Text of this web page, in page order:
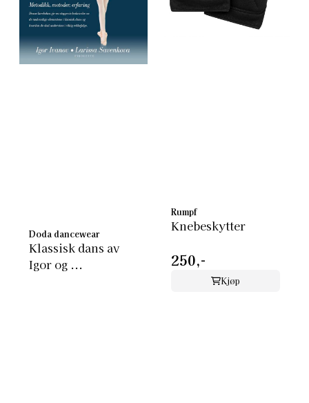
Doda dancewear
Klassisk dans av
Igor og ...
Rumpf
Knebeskytter
250,-
Kjøp